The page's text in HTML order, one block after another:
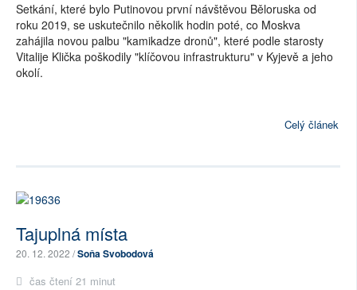
Setkání, které bylo Putinovou první návštěvou Běloruska od
roku 2019, se uskutečnilo několik hodin poté, co Moskva
zahájila novou palbu "kamikadze dronů", které podle starosty
Vitalije Klička poškodily "klíčovou infrastrukturu" v Kyjevě a jeho
okolí.
Celý článek
Tajuplná místa
20. 12. 2022 /Soňa Svobodová
čas čtení 21 minut